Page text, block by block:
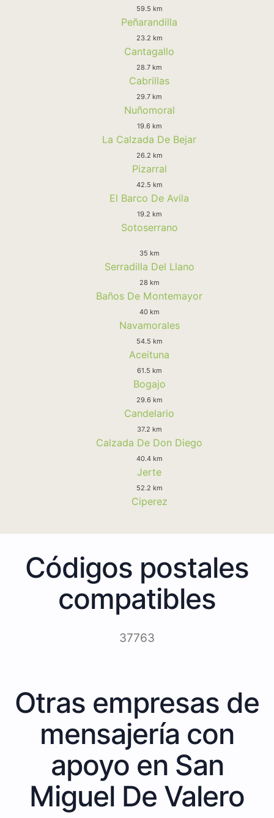
59.5 km
Peñarandilla
23.2 km
Cantagallo
28.7 km
Cabrillas
29.7 km
Nuñomoral
19.6 km
La Calzada De Bejar
26.2 km
Pizarral
42.5 km
El Barco De Avila
19.2 km
Sotoserrano
35 km
Serradilla Del Llano
28 km
Baños De Montemayor
40 km
Navamorales
54.5 km
Aceituna
61.5 km
Bogajo
29.6 km
Candelario
37.2 km
Calzada De Don Diego
40.4 km
Jerte
52.2 km
Ciperez
Códigos postales
compatibles
37763
Otras empresas de
mensajería con
apoyo en San
Miguel De Valero